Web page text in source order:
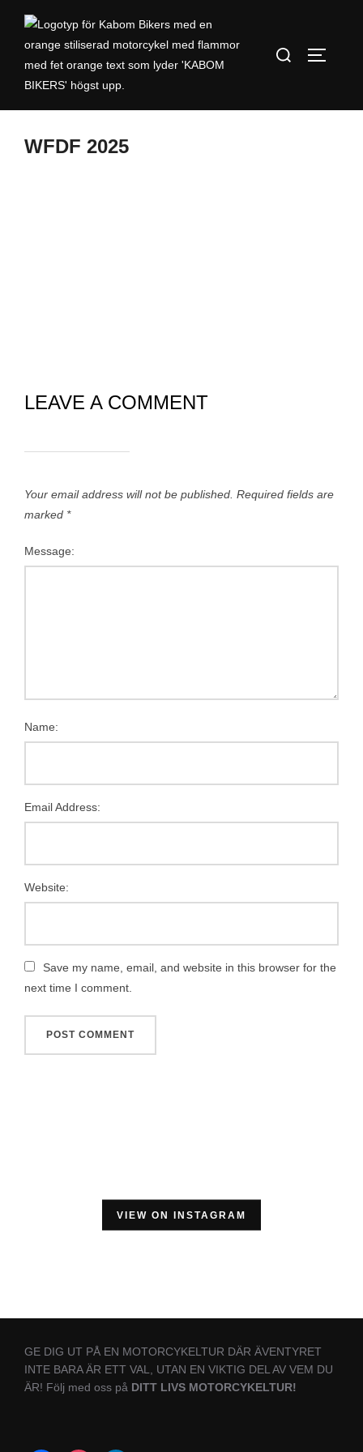
WFDF 2025
LEAVE A COMMENT
Your email address will not be published. Required fields are
marked *
Message:
Name:
Email Address:
Website:
Save my name, email, and website in this browser for the
next time I comment.
VIEW ON INSTAGRAM
GE DIG UT PÅ EN MOTORCYKELTUR DÄR ÄVENTYRET
INTE BARA ÄR ETT VAL, UTAN EN VIKTIG DEL AV VEM DU
ÄR! Följ med oss på DITT LIVS MOTORCYKELTUR!